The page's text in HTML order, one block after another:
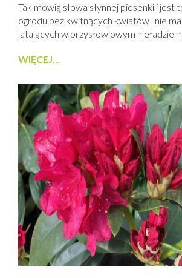
Tak mówią słowa słynnej piosenki i jest
ogrodu bez kwitnących kwiatów i nie
latających w przysłowiowym nieładzie
które można wyławiać do pułapki
WIĘCEJ...